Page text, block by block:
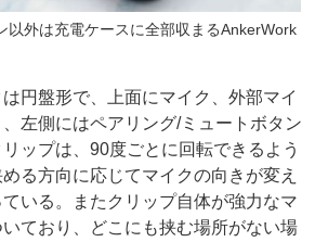
以外は充電ケースに全部収まるAnkerWork
円盤形で、上面にマイク、外部マイ
左側にはペアリング/ミュートボタン
ップは、90度ごとに回転できるよう
る方向に応じてマイクの向きが変え
いる。またクリップ自体が強力なマ
ており、どこにも挟む場所がない場